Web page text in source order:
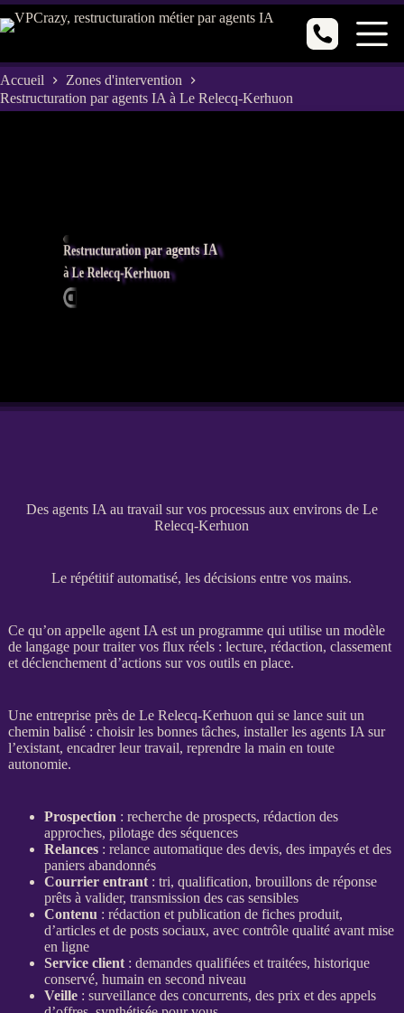
Passer
au
Accueil
Zones d'intervention
Restructuration par agents IA à Le Relecq-Kerhuon
Restructuration par agents IA
à Le Relecq-Kerhuon
Des agents IA au travail sur vos processus aux environs de Le
Relecq-Kerhuon
Le répétitif automatisé, les décisions entre vos mains.
Ce qu’on appelle agent IA est un programme qui utilise un modèle
de langage pour traiter vos fluxréels : lecture, rédaction, classement
et déclenchement d’actions sur vos outils en place.
Une entreprise près de Le Relecq-Kerhuon qui se lance suit un
chemin balisé : choisir les bonnes tâches, installer les agents IA sur
l’existant, encadrer leur travail, reprendre la main en toute
autonomie.
Prospection : recherche de prospects, rédaction des
approches, pilotagedes séquences
Relances: relanceautomatique des devis, des impayéset des
paniers abandonnés
Courrier entrant: tri, qualification, brouillons de réponse
prêts à valider, transmission des cas sensibles
Contenu : rédaction et publication de fiches produit,
d’articles et de posts sociaux, avec contrôle qualité avant mise
en ligne
Service client: demandes qualifiées et traitées, historique
conservé, humain en second niveau
Veille: surveillancedes concurrents, des prix et des appels